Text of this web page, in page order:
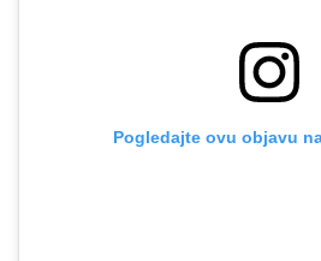
Pogledajte ovu objavu